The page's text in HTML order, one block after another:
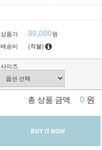
상품가 90,000원
배송비
(착불)
사이즈
총 상품 금액 0 원
BUY IT NOW